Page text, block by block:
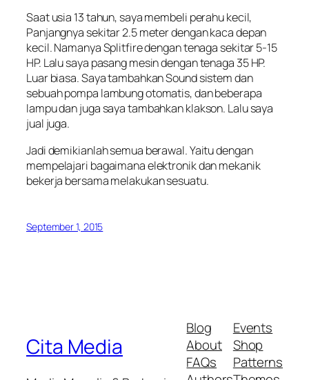
Saat usia 13 tahun, saya membeli perahu kecil,
Panjangnya sekitar 2.5 meter dengan kaca depan
kecil. Namanya Splitfire dengan tenaga sekitar 5-15
HP. Lalu saya pasang mesin dengan tenaga 35 HP.
Luar biasa. Saya tambahkan Sound sistem dan
sebuah pompa lambung otomatis, dan beberapa
lampu dan juga saya tambahkan klakson. Lalu saya
jual juga.
Jadi demikianlah semua berawal. Yaitu dengan
mempelajari bagaimana elektronik dan mekanik
bekerja bersama melakukan sesuatu.
September 1, 2015
Cita Media
Blog
About
FAQs
Events
Shop
Patterns